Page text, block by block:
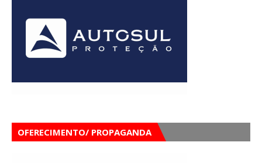
OFERECIMENTO/ PROPAGANDA